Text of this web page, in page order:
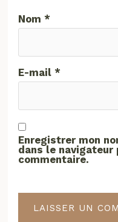
Nom*
E-mail*
Enregistrer mon
dans le navigateur
commentaire.